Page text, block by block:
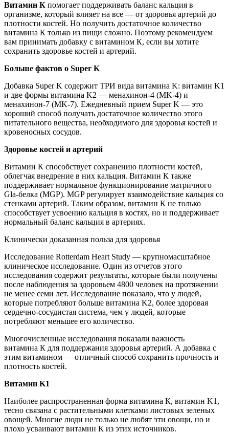
Витамин К помогает поддерживать баланс кальция в
организме, который влияет на все — от здоровья артерий до
плотности костей. Но получить достаточное количество
витамина К только из пищи сложно. Поэтому рекомендуем
вам принимать добавку с витамином К, если вы хотите
сохранить здоровье костей и артерий.
Больше фактов о Super K
Добавка Super K содержит ТРИ вида витамина K: витамин K1
и две формы витамина K2 — менахинон-4 (MK-4) и
менахинон-7 (MK-7). Ежедневный прием Super K — это
хороший способ получать достаточное количество этого
питательного вещества, необходимого для здоровья костей и
кровеносных сосудов.
Здоровье костей и артерий
Витамин К способствует сохранению плотности костей,
облегчая внедрение в них кальция. Витамин К также
поддерживает нормальное функционирование матричного
Gla-белка (MGP). MGP регулирует взаимодействие кальция со
стенками артерий. Таким образом, витамин К не только
способствует усвоению кальция в костях, но и поддерживает
нормальный баланс кальция в артериях.
Клинически доказанная польза для здоровья
Исследование Rotterdam Heart Study — крупномасштабное
клиническое исследование. Один из отчетов этого
исследования содержит результаты, которые были получены
после наблюдения за здоровьем 4800 человек на протяжении
не менее семи лет. Исследование показало, что у людей,
которые потребляют больше витамина K2, более здоровая
сердечно-сосудистая система, чем у людей, которые
потребляют меньшее его количество.
Многочисленные исследования показали важность
витамина К для поддержания здоровья артерий. А добавка с
этим витамином — отличный способ сохранить прочность и
плотность костей.
Витамин K1
Наиболее распространенная форма витамина К, витамин K1,
тесно связана с растительными клетками листовых зеленых
овощей. Многие люди не только не любят эти овощи, но и
плохо усваивают витамин К из этих источников.